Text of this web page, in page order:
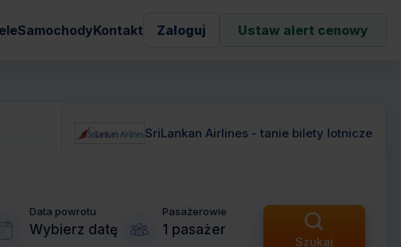
SamochodyKontakt Zaloguj Ustaw alert cenowy
SriLankan Airlines - tanie bilety lotnicze
Data powrotu
Wybierz datę
Pasażerowie
1 pasażer
Szukaj